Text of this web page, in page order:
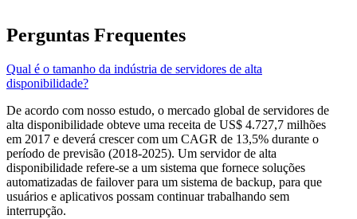
Perguntas Frequentes
Qual é o tamanho da indústria de servidores de alta
disponibilidade?
De acordo com nosso estudo, o mercado global de servidores de
alta disponibilidade obteve uma receita de US$ 4.727,7 milhões
em 2017 e deverá crescer com um CAGR de 13,5% durante o
período de previsão (2018-2025). Um servidor de alta
disponibilidade refere-se a um sistema que fornece soluções
automatizadas de failover para um sistema de backup, para que
usuários e aplicativos possam continuar trabalhando sem
interrupção.